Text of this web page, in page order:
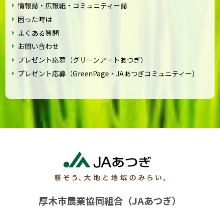
情報誌・広報紙・コミュニティー誌
困った時は
よくある質問
お問い合わせ
プレゼント応募（グリーンアートあつぎ）
プレゼント応募（GreenPage・JAあつぎコミュニティー）
厚木市農業協同組合（JAあつぎ）